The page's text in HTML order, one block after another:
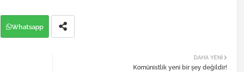
Whatsapp
DAHA YENI
Komünistlik yeni bir şey değildir!